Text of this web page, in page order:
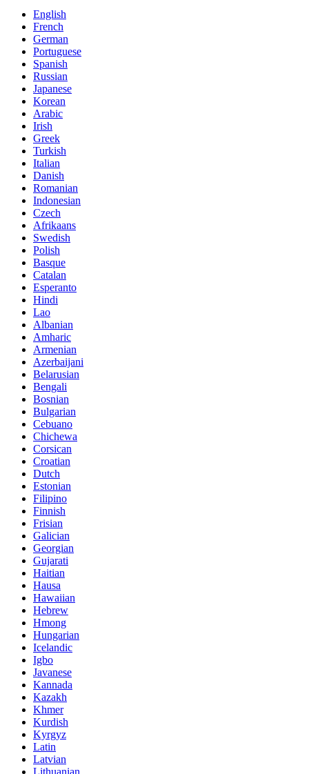
English
French
German
Portuguese
Spanish
Russian
Japanese
Korean
Arabic
Irish
Greek
Turkish
Italian
Danish
Romanian
Indonesian
Czech
Afrikaans
Swedish
Polish
Basque
Catalan
Esperanto
Hindi
Lao
Albanian
Amharic
Armenian
Azerbaijani
Belarusian
Bengali
Bosnian
Bulgarian
Cebuano
Chichewa
Corsican
Croatian
Dutch
Estonian
Filipino
Finnish
Frisian
Galician
Georgian
Gujarati
Haitian
Hausa
Hawaiian
Hebrew
Hmong
Hungarian
Icelandic
Igbo
Javanese
Kannada
Kazakh
Khmer
Kurdish
Kyrgyz
Latin
Latvian